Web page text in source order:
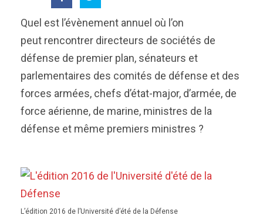
Quel est l’évènement annuel où l’on
peut rencontrer directeurs de sociétés de
défense de premier plan, sénateurs et
parlementaires des comités de défense et des
forces armées, chefs d’état-major, d’armée, de
force aérienne, de marine, ministres de la
défense et même premiers ministres ?
L’édition 2016 de l’Université d’été de la Défense